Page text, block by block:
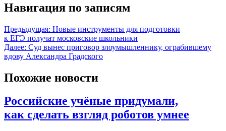
Навигация по записям
Предыдущая: Новые инструменты для подготовки
к ЕГЭ получат московские школьники
Далее: Суд вынес приговор злоумышленнику, ограбившему
вдову Александра Градского
Похожие новости
Российские учёные придумали,
как сделать взгляд роботов умнее